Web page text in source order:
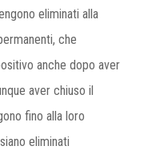
eliminati alla
che
anche dopo aver
aver chiuso il
fino alla loro
eliminati